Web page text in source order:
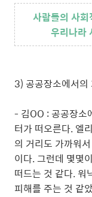
사람들의 사
우리나라
3) 공공장소에서의
- 김OO : 공공장소
터가 떠오른다. 엘
의 거리도 가까워
이다. 그런데 몇몇
떠드는 것 같다. 워
피해를 주는 것 같